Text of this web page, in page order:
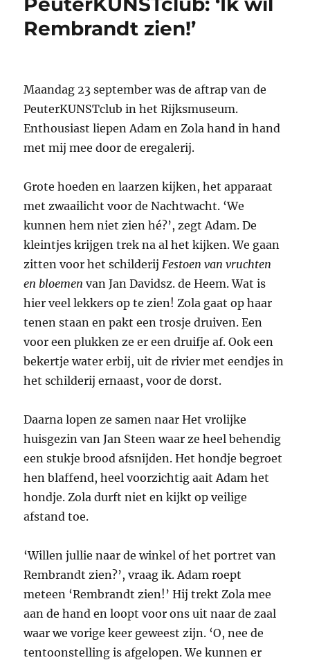
en
museum:
Rembrandt zien!’
Maandag 23 september was de aftrap van de
PeuterKUNSTclub in het Rijksmuseum.
Enthousiast liepen Adam en Zola hand in hand
met mij mee door de eregalerij.
Grote hoeden en laarzen kijken, het apparaat
met zwaailicht voor de Nachtwacht. ‘We
kunnen hem niet zien hé?’, zegt Adam. De
kleintjes krijgen trek na al het kijken. We gaan
zitten voor het schilderij Festoen van vruchten
en bloemenvan Jan Davidsz. de Heem. Wat is
hier veel lekkers op te zien! Zola gaat op haar
tenen staan en pakt een trosje druiven. Een
voor een plukken ze er een druifje af. Ook een
bekertje water erbij, uit de rivier met eendjes in
het schilderij ernaast, voor de dorst.
Daarna lopen ze samen naar Het vrolijke
huisgezin van Jan Steen waar ze heel behendig
een stukje brood afsnijden. Het hondje begroet
hen blaffend, heel voorzichtig aait Adam het
hondje. Zola durft niet en kijkt op veilige
afstand toe.
‘Willen jullie naar de winkel of het portret van
Rembrandt zien?’, vraag ik. Adam roept
meteen ‘Rembrandt zien!’ Hij trekt Zola mee
aan de hand en loopt voor ons uit naar de zaal
waar we vorige keer geweest zijn. ‘O, nee de
tentoonstelling is afgelopen. We kunnen er